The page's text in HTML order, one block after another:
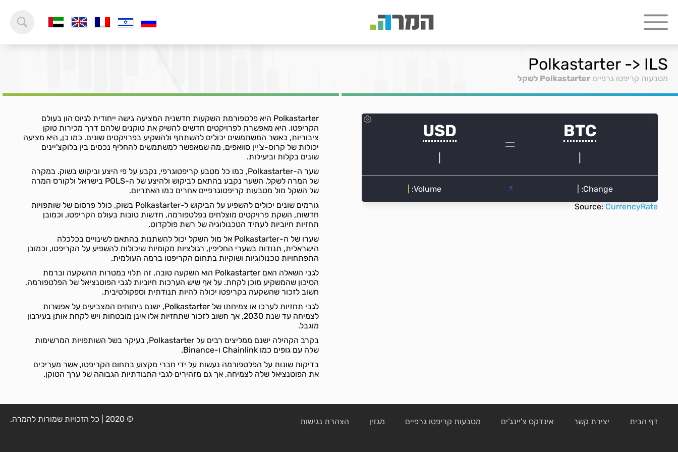
Polkastarter -> ILS
מטבעות קריפטו גרפיים Polkastarter לשקל
Source: CurrencyRate
Polkastarter היא פלטפורמת השקעות חדשנית המציעה גישה ייחודית לגיוס הון בעולם
הקריפטו. היא מאפשרת לפרויקטים חדשים להשיק את טוקנים שלהם דרך מכירות טוקן
ציבוריות, כאשר המשתמשים יכולים להשתתף ולהשקיע בפרויקטים שונים. כמו כן, היא מציעה
יכולות של קרוס-צ'יין סוואפים, מה שמאפשר למשתמשים להחליף נכסים בין בלוקצ'יינים
שונים בקלות וביעילות.
שער ה-Polkastarter, כמו כל מטבע קריפטוגרפי, נקבע על פי היצע וביקוש בשוק. במקרה
של המרה לשקל, השער נקבע בהתאם לביקוש ולהיצע של ה-POLS בישראל ולקורס המרה
של השקל מול מטבעות קריפטוגרפיים אחרים כמו האתריום.
גורמים שונים יכולים להשפיע על הביקוש ל-Polkastarter בשוק, כולל פרסום של שותפויות
חדשות, השקת פרויקטים מוצלחים בפלטפורמה, חדשות טובות בעולם הקריפטו, וכמובן
תחזיות חיוביות לעתיד הטכנולוגיה של רשת פולקדוט.
שערו של ה-Polkastarter אל מול השקל יכול להשתנות בהתאם לשינויים בכלכלה
הישראלית, תנודות בשערי החליפין, רגולציות מקומיות שיכולות להשפיע על הקריפטו, וכמובן
התפתחויות טכנולוגיות ושוקיות בתחום הקריפטו ברמה העולמית.
לגבי השאלה האם Polkastarter הוא השקעה טובה, זה תלוי במטרות ההשקעה וברמת
הסיכון שהמשקיע מוכן לקחת. על אף שיש הערכות חיוביות לגבי הפוטנציאל של הפלטפורמה,
חשוב לזכור שהשקעה בקריפטו יכולה להיות תנודתית וספקולטיבית.
לגבי תחזיות לערכו או צמיחתו של Polkastarter, ישנם ניתוחים המצביעים על אפשרות
לצמיחה עד שנת 2030, אך חשוב לזכור שתחזיות אלו אינן מובטחות ויש לקחת אותן בעירבון
מוגבל.
בקרב הקהילה ישנם ממליצים רבים על Polkastarter, בעיקר בשל השותפויות המרשימות
שלה עם גופים כמו Chainlink ו-Binance.
בדיקות שונות על הפלטפורמה נעשות על ידי חברי מקצוע בתחום הקריפטו, אשר מעריכים
את הפוטנציאל שלה לצמיחה, אך גם מזהירים לגבי התנודתיות הגבוהה של ערך הטוקן.
דף הבית יצירת קשר אינדקס צ'יינג'ים מטבעות קריפטו גרפיים מגזין הצהרת נגישות © 2020 | כל הזכויות שמורות להמרה.